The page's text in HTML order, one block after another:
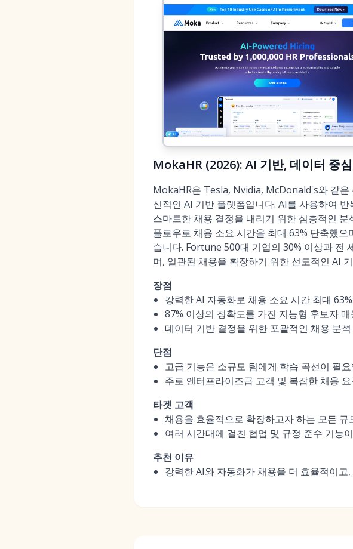
MokaHR (2026): AI 기반, 데이터 중
MokaHR은 Tesla, Nvidia, McDonald's와 같은
신적인 AI 기반 플랫폼입니다. AI를 사용하여
스마트한 채용 결정을 내리기 위한 심층적인
플로우로 채용 소요 시간을 최대 63% 단축했
습니다. Fortune 500대 기업의 30% 이상과 전
며, 일관된 채용을 확장하기 위한 선도적인 AI
장점
강력한 AI 자동화로 채용 소요 시간 최대
87% 이상의 정확도를 가진 지능형 후보자 매
데이터 기반 결정을 위한 포괄적인 채용 분석
단점
고급 기능은 소규모 팀에게 학습 곡선이 필
주로 엔터프라이즈급 고객 및 복잡한 채용
타겟 고객
채용을 효율적으로 확장하고자 하는 모든 규
여러 시간대에 걸친 협업 및 규정 준수 기능
추천 이유
강력한 AI와 자동화가 채용을 더 효율적이